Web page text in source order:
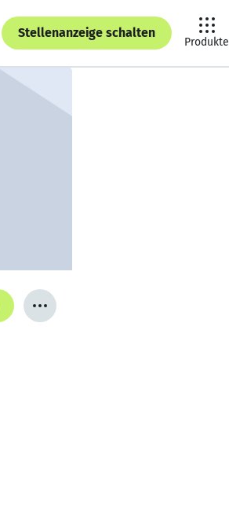
Stellenanzeige schalten
Produkte